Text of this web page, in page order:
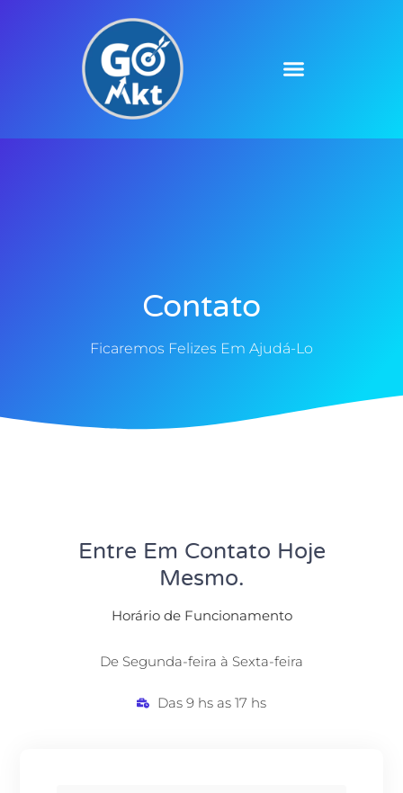
Contato
Ficaremos Felizes Em Ajudá-Lo
Entre Em Contato Hoje
Mesmo.
Horário de Funcionamento
De Segunda-feira à Sexta-feira
Das 9 hs as 17 hs